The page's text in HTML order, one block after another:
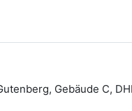
Gebäude C,